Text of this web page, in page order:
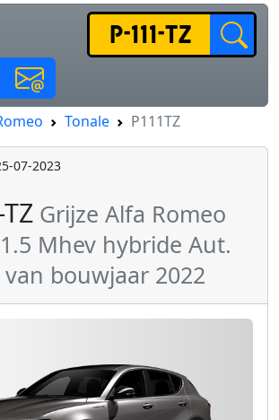
Tonale P111TZ
07-2023
Grijze Alfa Romeo
Mhev hybride Aut.
van bouwjaar 2022